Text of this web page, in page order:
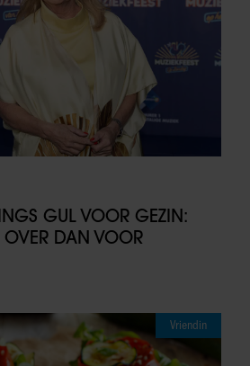
GUL VOOR GEZIN:
OVER DAN VOOR
Vriendin